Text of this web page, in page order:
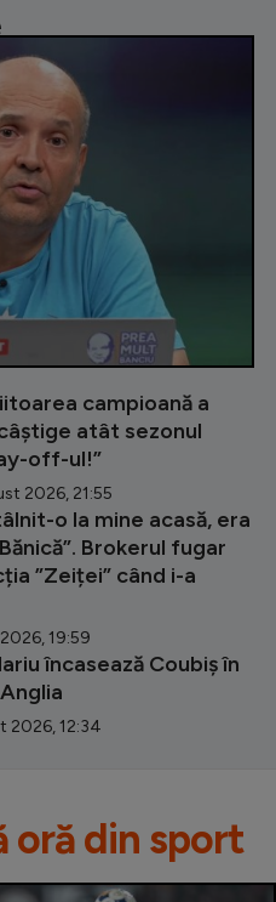
campioană a
atât sezonul
off-ul!”
2026, 21:55
o la mine acasă, era
Brokerul fugar
”Zeiței” când i-a
19:59
încasează Coubiș în
2026, 12:34
oră din sport